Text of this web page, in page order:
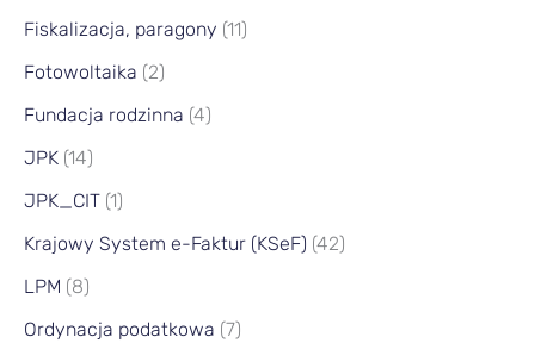
Fiskalizacja, paragony (11)
Fotowoltaika (2)
Fundacja rodzinna (4)
JPK (14)
JPK_CIT (1)
Krajowy System e-Faktur (KSeF) (42)
LPM (8)
Ordynacja podatkowa (7)